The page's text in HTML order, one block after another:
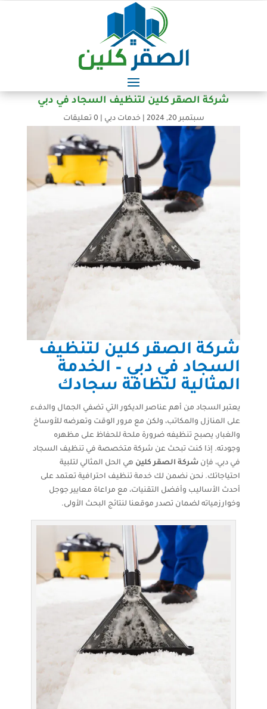
شركة الصقر كلين لتنظيف السجاد في دبي
سبتمبر 20, 2024 خدمات دبي |0 تعليقات
شركة الصقر كلين لتنظيف
السجاد في دبي – الخدمة
المثالية لنظافة سجادك
يعتبر السجاد من أهم عناصر الديكور التي تضفي الجمال والدفء
على المنازل والمكاتب، ولكن مع مرور الوقت وتعرضه للأوساخ
والغبار، يصبح تنظيفه ضرورة ملحة للحفاظ على مظهره
وجودته. إذا كنت تبحث عن شركة متخصصة في تنظيف السجاد
في دبي، فإن شركة الصقر كلين هي الحل المثالي لتلبية
احتياجاتك. نحن نضمن لك خدمة تنظيف احترافية تعتمد على
أحدث الأساليب وأفضل التقنيات، مع مراعاة معايير جوجل
وخوارزمياته لضمان تصدر موقعنا لنتائج البحث الأولى.